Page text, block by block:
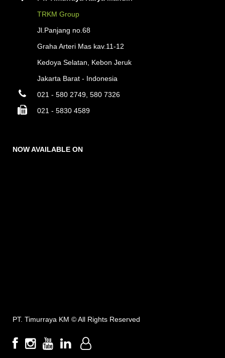
TRKM Group
Jl.Panjang no.68
Graha Arteri Mas kav.11-12
Kedoya Selatan, Kebon Jeruk
Jakarta Barat - Indonesia
021 - 580 2749, 580 7326
021 - 5830 4589
NOW AVAILABLE ON
PT. Timurraya KM ©All Rights Reserved